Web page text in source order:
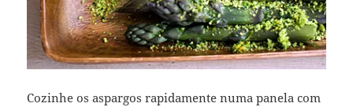
Cozinhe os aspargos rapidamente numa panela com